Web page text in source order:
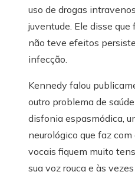
uso de drogas
juventude. Ele disse que
não teve efeitos
infecção.
Kennedy falou
outro problema de
disfonia espasmódica,
neurológico que faz com
vocais fiquem muito
sua voz rouca e às